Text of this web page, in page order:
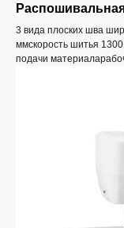
3 вида плоских шва
ммскорость шитья
подачи